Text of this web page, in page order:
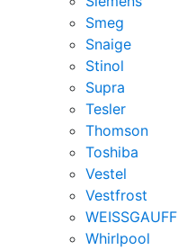
Smeg
Snaige
Stinol
Supra
Tesler
Thomson
Toshiba
Vestel
Vestfrost
WEISSGAUFF
Whirlpool